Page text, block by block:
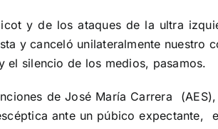
y de los ataques de la ultra
y canceló unilateralmente nuestro
el silencio de los medios, pasamos.
de José María Carrera
ante un púbico expectante,